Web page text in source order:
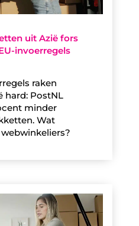
uit Azië fors
invoerregels
raken
hard: PostNL
minder
Wat